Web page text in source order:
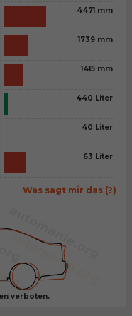
4471 mm
1739 mm
1415 mm
440 Liter
40 Liter
63 Liter
Was sagt mir das (?)
verboten.